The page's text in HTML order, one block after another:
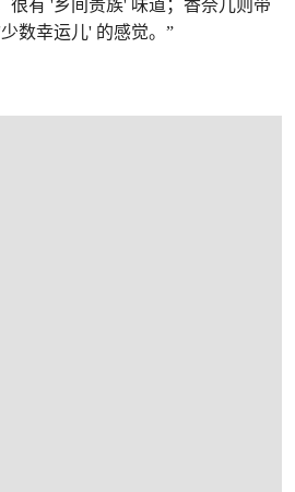
很有 '乡间贵族' 味道；香奈儿则带
数幸运儿' 的感觉。”